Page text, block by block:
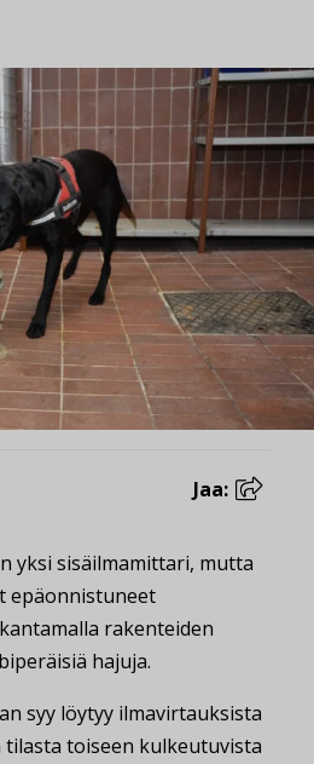
Jaa:
yksi sisäilmamittari, mutta
epäonnistuneet
rakenteiden
hajuja.
syy löytyy ilmavirtauksista
toiseen kulkeutuvista